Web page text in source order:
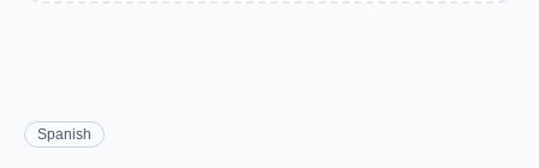
Spanish